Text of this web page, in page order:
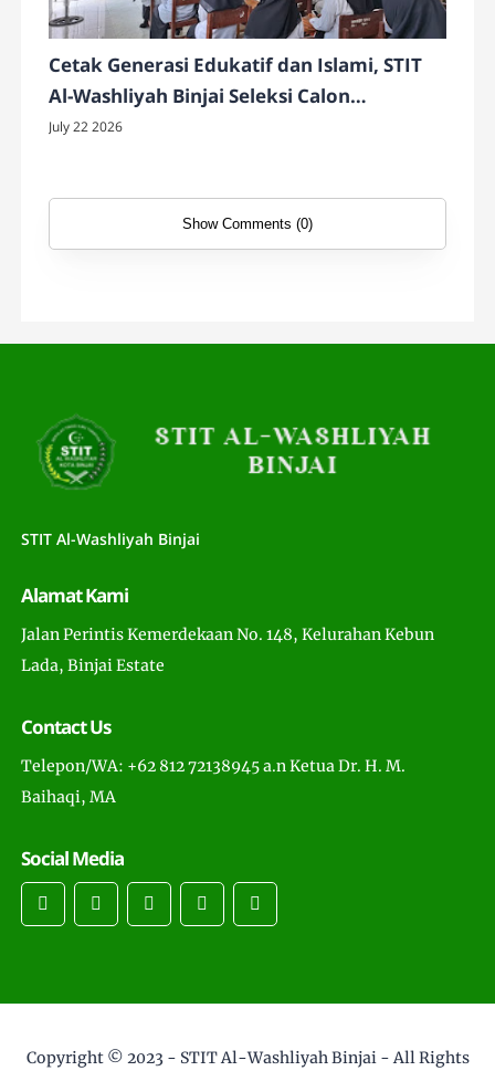
Cetak Generasi Edukatif dan Islami, STIT
Al-Washliyah Binjai Seleksi Calon
Mahasiswa Baru Gelombang I Tahun 2026
July 22 2026
Show Comments (0)
STIT Al-Washliyah Binjai
Alamat Kami
Jalan Perintis Kemerdekaan No. 148, Kelurahan Kebun
Lada, Binjai Estate
Contact Us
Telepon/WA: +62 812 72138945 a.n Ketua Dr. H. M.
Baihaqi, MA
Social Media
Copyright © 2023 - STIT Al-Washliyah Binjai- All Rights